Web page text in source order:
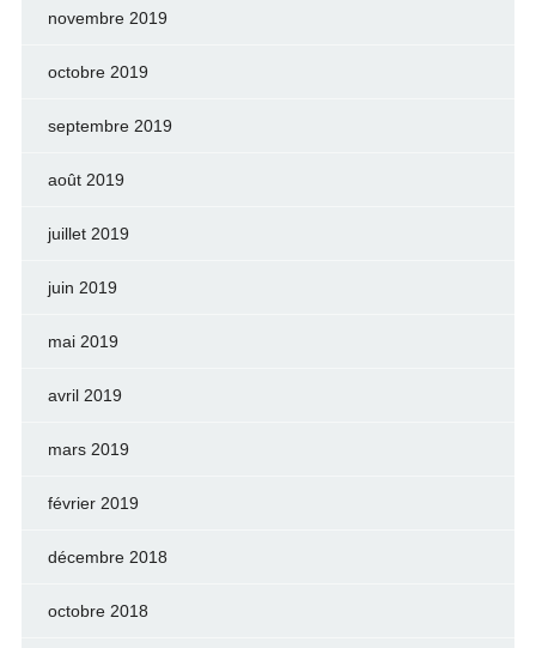
novembre 2019
octobre 2019
septembre 2019
août 2019
juillet 2019
juin 2019
mai 2019
avril 2019
mars 2019
février 2019
décembre 2018
octobre 2018